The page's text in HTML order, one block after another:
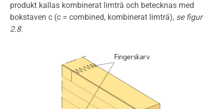
produkt kallas kombinerat limträ och betecknas med
bokstaven c (c = combined, kombinerat limträ), se figur
2.8.